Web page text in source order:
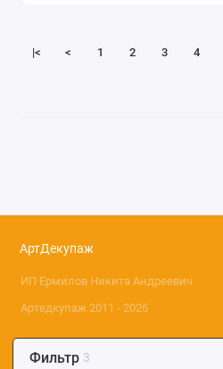
Фильтр 3
|< < 1 2 3 4
АртДекупаж
ИП Ермилов Никита Андреевич
Артедкупаж 2011 - 2026